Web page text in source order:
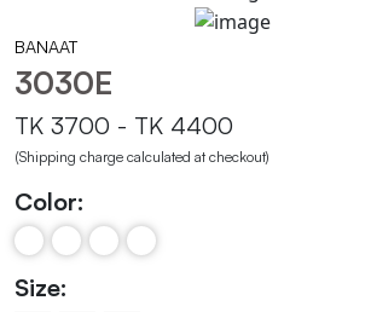
BANAAT
3030E
TK 3700 - TK 4400
(Shipping charge calculated at checkout)
Color:
Size: